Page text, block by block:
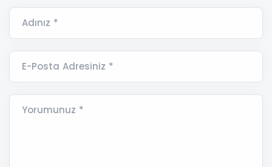
Adınız *
E-Posta Adresiniz *
Yorumunuz *